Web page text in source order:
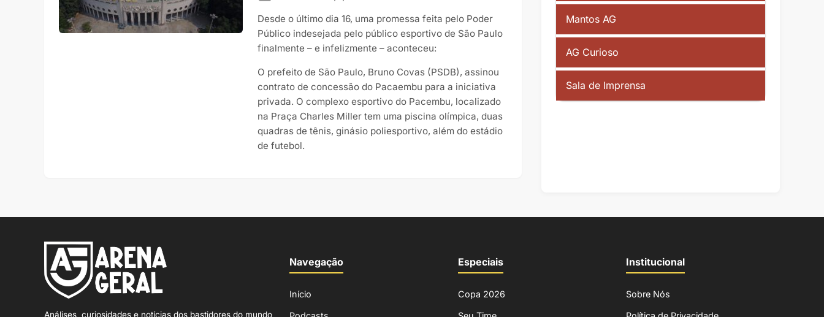
Desde o último dia 16, uma promessa feita pelo Poder
Público indesejada pelo público esportivo de São Paulo
finalmente – e infelizmente – aconteceu:
O prefeito de São Paulo, Bruno Covas (PSDB), assinou
contrato de concessão do Pacaembu para a iniciativa
privada. O complexo esportivo do Pacembu, localizado
na Praça Charles Miller tem uma piscina olímpica, duas
quadras de tênis, ginásio poliesportivo, além do estádio
de futebol.
Mantos AG
AG Curioso
Sala de Imprensa
Análises, curiosidades e notícias dos bastidores do mundo
Navegação
Início
Especiais
Copa 2026
Institucional
Sobre Nós